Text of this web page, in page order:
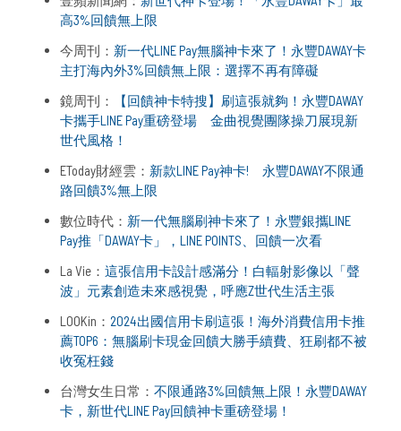
高3%回饋無上限
今周刊： 新一代LINE Pay無腦神卡來了！永豐DAWAY卡
主打海內外3%回饋無上限：選擇不再有障礙
鏡周刊：
【回饋神卡特搜】刷這張就夠！永豐DAWAY
卡攜手LINE Pay重磅登場 金曲視覺團隊操刀展現新
世代風格！
EToday財經雲： 新款LINE Pay神卡! 永豐DAWAY不限通
路回饋3%無上限
數位時代： 新一代無腦刷神卡來了！永豐銀攜LINE
Pay推「DAWAY卡」，LINE POINTS、回饋一次看
La Vie：這張信用卡設計感滿分！白輻射影像以「聲
波」元素創造未來感視覺，呼應Z世代生活主張
LOOKin： 2024出國信用卡刷這張！海外消費信用卡推
薦TOP6：無腦刷卡現金回饋大勝手續費、狂刷都不被
收冤枉錢
台灣女生日常：不限通路3%回饋無上限！永豐DAWAY
卡，新世代LINE Pay回饋神卡重磅登場！